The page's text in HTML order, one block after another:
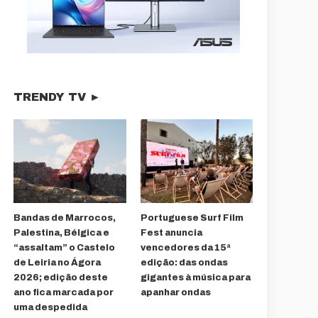
TRENDY TV ►
Bandas de Marrocos,
Palestina, Bélgica e
“assaltam” o Castelo
de Leiria no Ágora
2026; edição deste
ano fica marcada por
uma despedida
Portuguese Surf Film
Fest anuncia
vencedores da 15ª
edição: das ondas
gigantes à música para
apanhar ondas